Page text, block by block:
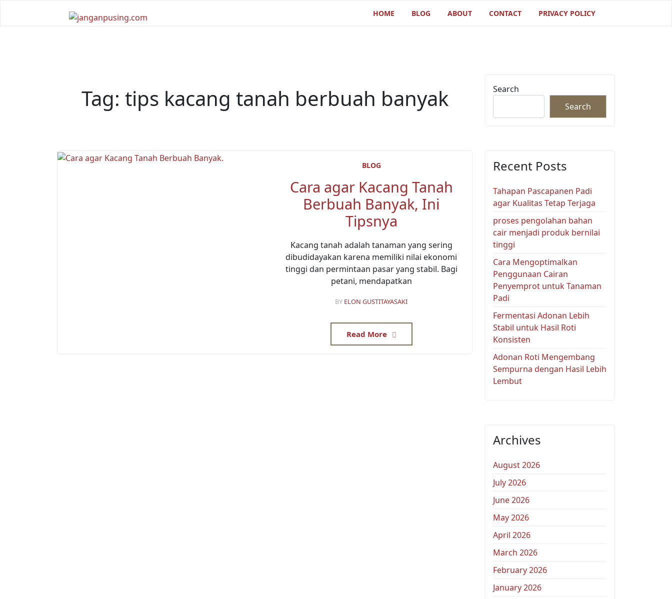
HOME BLOG ABOUT CONTACT PRIVACY POLICY
Tag: tips kacang tanah berbuah banyak
BLOG
Cara agar Kacang Tanah
Berbuah Banyak, Ini
Tipsnya
Kacang tanah adalah tanaman yang sering
dibudidayakan karena memiliki nilai ekonomi
tinggi dan permintaan pasar yang stabil. Bagi
petani, mendapatkan
BY ELON GUSTITAYASAKI
Read More
Search
Search
Recent Posts
Tahapan Pascapanen Padi
agar Kualitas Tetap Terjaga
proses pengolahan bahan
cair menjadi produk bernilai
tinggi
Cara Mengoptimalkan
Penggunaan Cairan
Penyemprot untuk Tanaman
Padi
Fermentasi Adonan Lebih
Stabil untuk Hasil Roti
Konsisten
Adonan Roti Mengembang
Sempurna dengan Hasil Lebih
Lembut
Archives
August 2026
July 2026
June 2026
May 2026
April 2026
March 2026
February 2026
January 2026